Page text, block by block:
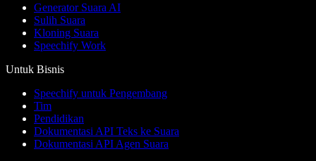
Generator Suara AI
Sulih Suara
Kloning Suara
Speechify Work
Untuk Bisnis
Speechify untuk Pengembang
Tim
Pendidikan
Dokumentasi API Teks ke Suara
Dokumentasi API Agen Suara